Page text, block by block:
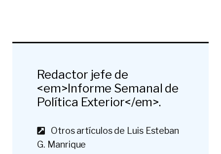
Redactor jefe de
<em>Informe Semanal de
Política Exterior</em>.
Otros artículos de Luis Esteban
G. Manrique